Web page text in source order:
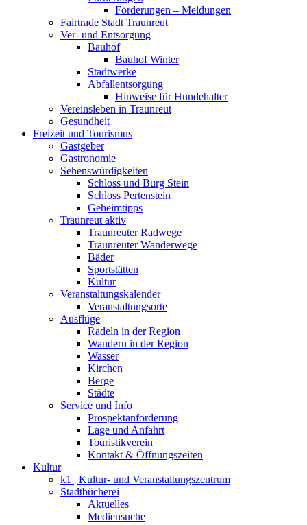
Förderungen – Meldungen
Fairtrade Stadt Traunreut
Ver- und Entsorgung
Bauhof
Bauhof Winter
Stadtwerke
Abfallentsorgung
Hinweise für Hundehalter
Vereinsleben in Traunreut
Gesundheit
Freizeit und Tourismus
Gastgeber
Gastronomie
Sehenswürdigkeiten
Schloss und Burg Stein
Schloss Pertenstein
Geheimtipps
Traunreut aktiv
Traunreuter Radwege
Traunreuter Wanderwege
Bäder
Sportstätten
Kultur
Veranstaltungskalender
Veranstaltungsorte
Ausflüge
Radeln in der Region
Wandern in der Region
Wasser
Kirchen
Berge
Städte
Service und Info
Prospektanforderung
Lage und Anfahrt
Touristikverein
Kontakt & Öffnungszeiten
Kultur
k1 | Kultur- und Veranstaltungszentrum
Stadtbücherei
Aktuelles
Mediensuche